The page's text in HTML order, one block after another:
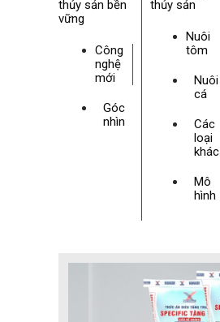
thủy sản bền
vững
Công
nghệ
mới
Góc
nhìn
thủy sản
Nuôi
tôm
Nuôi
cá
Các
loại
khác
Mô
hình